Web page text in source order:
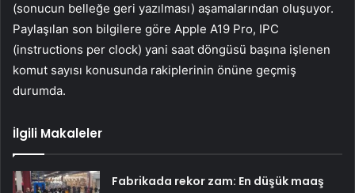
(sonucun belleğe geri yazılması) aşamalarından oluşuyor.
Paylaşılan son bilgilere göre Apple A19 Pro, IPC
(instructions per clock) yani saat döngüsü başına işlenen
komut sayısı konusunda rakiplerinin önüne geçmiş
durumda.
İlgili Makaleler
Fabrikada rekor zam: En düşük maaş